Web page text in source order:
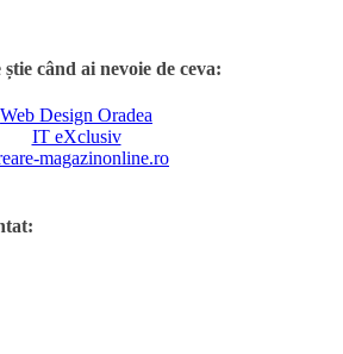
când ai nevoie de ceva:
Web Design Oradea
IT eXclusiv
magazinonline.ro